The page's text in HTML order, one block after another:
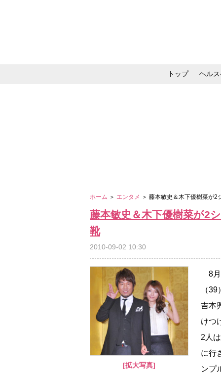
トップ ヘル
ホーム ＞ エンタメ ＞ 藤本敏史＆木下優樹菜が
藤本敏史＆木下優樹菜が2
靴
2010-09-02 10:30
[拡大写真]
8月
（
吉本
けつ
2人
に行
ンプ